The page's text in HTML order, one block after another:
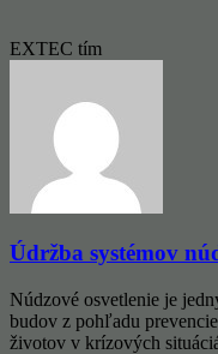
EXTEC tím
Údržba systémov
Núdzové osvetlenie je
budov z pohľadu
životov v krízových